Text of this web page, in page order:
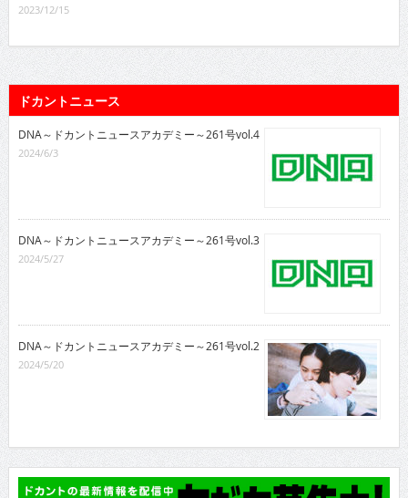
2023/12/15
ドカントニュース
DNA～ドカントニュースアカデミー～261号vol.4
2024/6/3
DNA～ドカントニュースアカデミー～261号vol.3
2024/5/27
DNA～ドカントニュースアカデミー～261号vol.2
2024/5/20